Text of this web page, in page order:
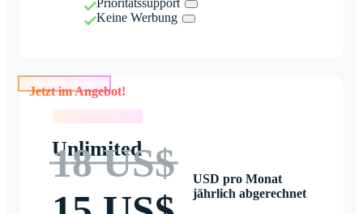
Prioritätssupport
Keine Werbung
Jetzt im Angebot!
Unlimited
18 US$
USD pro Monat
jährlich abgerechnet